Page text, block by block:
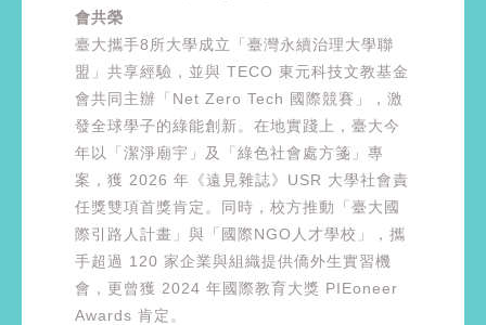
會共榮
臺大攜手8所大學成立「臺灣永續治理大學聯
盟」共享經驗，並與 TECO 東元科技文教基金
會共同主辦「Net Zero Tech 國際競賽」，激
發全球學子的綠能創新。在地實踐上，臺大今
年以「潔淨廟宇」及「綠色社會處方箋」專
案，獲 2026 年《遠見雜誌》USR 大學社會責
任獎雙項首獎肯定。同時，校方推動「臺大國
際引路人計畫」與「國際NGO人才學校」，攜
手超過 120 家企業與組織提供僑外生實習機
會，更曾獲 2024 年國際教育大獎 PIEoneer
Awards 肯定。